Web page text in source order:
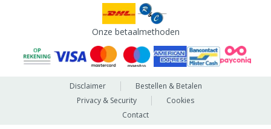
Onze betaalmethoden
Disclaimer
Bestellen & Betalen
Privacy & Security
Cookies
Contact